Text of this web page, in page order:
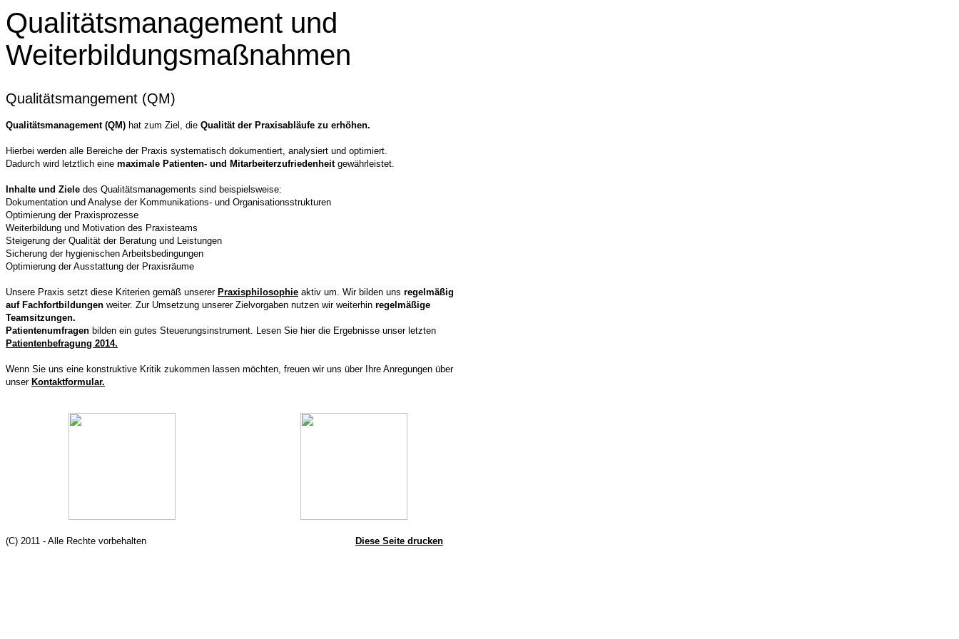
Qualitätsmanagement und
Weiterbildungsmaßnahmen
Qualitätsmangement (QM)
Qualitätsmanagement (QM) hat zum Ziel, die Qualität der Praxisabläufe zu erhöhen.
Hierbei werden alle Bereiche der Praxis systematisch dokumentiert, analysiert und optimiert.
Dadurch wird letztlich eine maximale Patienten- und Mitarbeiterzufriedenheit gewährleistet.
Inhalte und Ziele des Qualitätsmanagements sind beispielsweise:
Dokumentation und Analyse der Kommunikations- und Organisationsstrukturen
Optimierung der Praxisprozesse
Weiterbildung und Motivation des Praxisteams
Steigerung der Qualität der Beratung und Leistungen
Sicherung der hygienischen Arbeitsbedingungen
Optimierung der Ausstattung der Praxisräume
Unsere Praxis setzt diese Kriterien gemäß unserer Praxisphilosophie aktiv um. Wir bilden uns regelmäßig
auf Fachfortbildungen weiter. Zur Umsetzung unserer Zielvorgaben nutzen wir weiterhin regelmäßige
Teamsitzungen.
Patientenumfragen bilden ein gutes Steuerungsinstrument. Lesen Sie hier die Ergebnisse unser letzten
Patientenbefragung 2014.
Wenn Sie uns eine konstruktive Kritik zukommen lassen möchten, freuen wir uns über Ihre Anregungen über
unser Kontaktformular.
(C) 2011 - Alle Rechte vorbehalten Diese Seite drucken